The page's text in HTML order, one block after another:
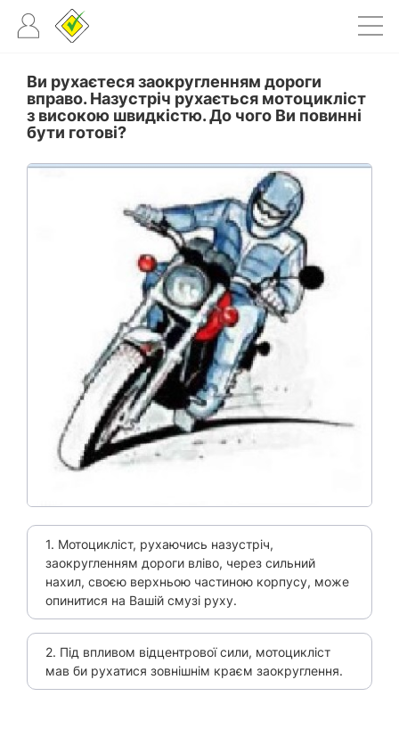
Ви рухаєтеся заокругленням дороги
вправо. Назустріч рухається мотоцикліст
з високою швидкістю. До чого Ви повинні
бути готові?
1. Мотоцикліст, рухаючись назустріч,
заокругленням дороги вліво, через сильний
нахил, своєю верхньою частиною корпусу, може
опинитися на Вашій смузі руху.
2. Під впливом відцентрової сили, мотоцикліст
мав би рухатися зовнішнім краєм заокруглення.